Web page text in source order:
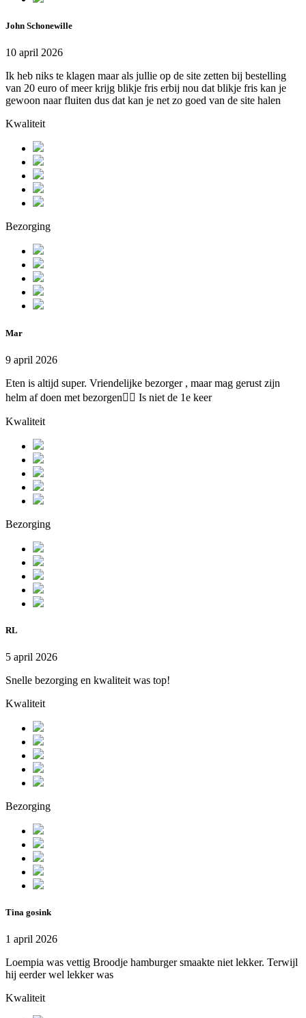
John Schonewille
10 april 2026
Ik heb niks te klagen maar als jullie op de site zetten bij bestelling
van 20 euro of meer krijg blikje fris erbij nou dat blikje fris kan je
gewoon naar fluiten dus dat kan je net zo goed van de site halen
Kwaliteit
Bezorging
Mar
9 april 2026
Eten is altijd super. Vriendelijke bezorger , maar mag gerust zijn
helm af doen met bezorgen🤷‍♀️ Is niet de 1e keer
Kwaliteit
Bezorging
RL
5 april 2026
Snelle bezorging en kwaliteit was top!
Kwaliteit
Bezorging
Tina gosink
1 april 2026
Loempia was vettig Broodje hamburger smaakte niet lekker. Terwijl
hij eerder wel lekker was
Kwaliteit